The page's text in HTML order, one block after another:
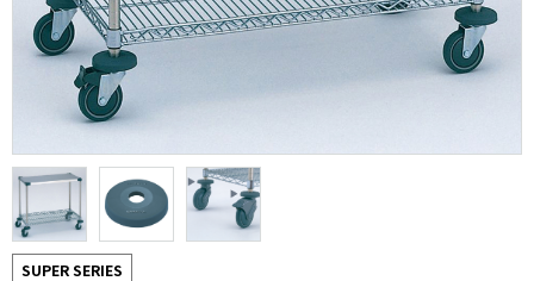
SUPER SERIES